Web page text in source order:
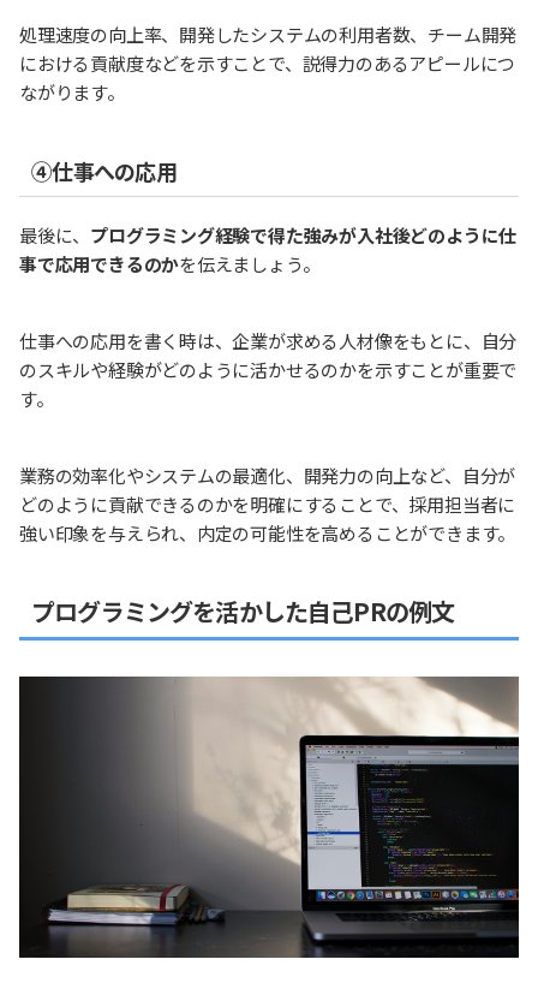
処理速度の向上率、開発したシステムの利用者数、チーム開発
における貢献度などを示すことで、説得力のあるアピールにつ
ながります。
④仕事への応用
最後に、 プログラミング経験で得た強みが入社後どのように仕
事で応用できるのかを伝えましょう。
仕事への応用を書く時は、企業が求める人材像をもとに、自分
のスキルや経験がどのように活かせるのかを示すことが重要で
す。
業務の効率化やシステムの最適化、開発力の向上など、自分が
どのように貢献できるのかを明確にすることで、採用担当者に
強い印象を与えられ、内定の可能性を高めることができます。
プログラミングを活かした自己PRの例文